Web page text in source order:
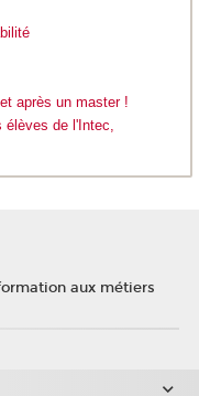
après un master !
élèves de l'Intec,
aux métiers